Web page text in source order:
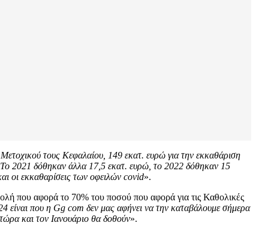
τους Κεφαλαίου, 149 εκατ. ευρώ για την εκκαθάριση
2021 δόθηκαν άλλα 17,5 εκατ. ευρώ, το 2022 δόθηκαν 15
οι εκκαθαρίσεις των οφειλών covid».
που αφορά το 70% του ποσού που αφορά για τις Καθολικές
είναι που η Gg com δεν μας αφήνει να την καταβάλουμε σήμερα
και τον Ιανουάριο θα δοθούν».